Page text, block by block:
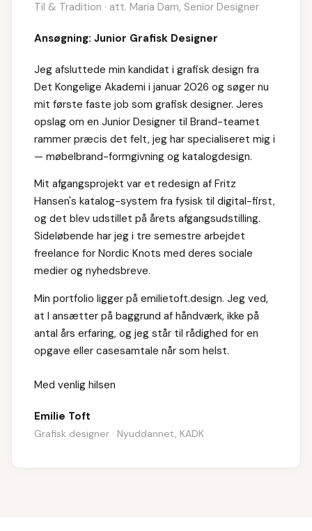
Til & Tradition · att. Maria Dam, Senior Designer
Ansøgning: Junior Grafisk Designer
Jeg afsluttede min kandidat i grafisk design fra
Det Kongelige Akademi i januar 2026 og søger nu
mit første faste job som grafisk designer. Jeres
opslag om en Junior Designer til Brand-teamet
rammer præcis det felt, jeg har specialiseret mig i
— møbelbrand-formgivning og katalogdesign.
Mit afgangsprojekt var et redesign af Fritz
Hansen's katalog-system fra fysisk til digital-first,
og det blev udstillet på årets afgangsudstilling.
Sideløbende har jeg i tre semestre arbejdet
freelance for Nordic Knots med deres sociale
medier og nyhedsbreve.
Min portfolio ligger på emilietoft.design. Jeg ved,
at I ansætter på baggrund af håndværk, ikke på
antal års erfaring, og jeg står til rådighed for en
opgave eller casesamtale når som helst.
Med venlig hilsen
Emilie Toft
Grafisk designer · Nyuddannet, KADK